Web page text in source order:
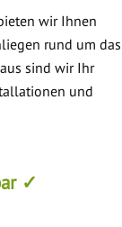
wir Ihnen
rund um das
sind wir Ihr
und
✓